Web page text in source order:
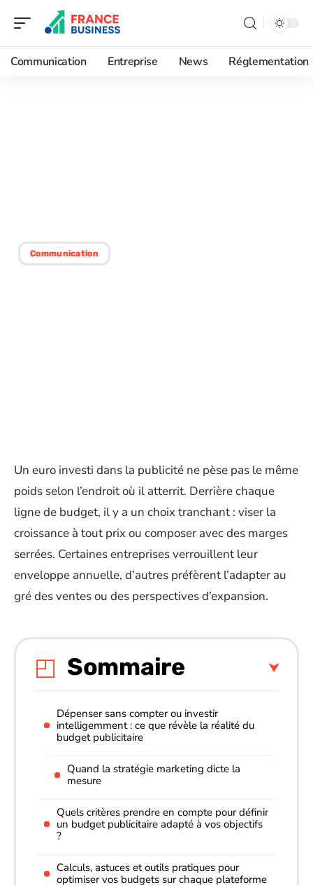
Communication Entreprise News Réglementation
Communication
Un euro investi dans la publicité ne pèse pas le même
poids selon l’endroit où il atterrit. Derrière chaque
ligne de budget, il y a un choix tranchant : viser la
croissance à tout prix ou composer avec des marges
serrées. Certaines entreprises verrouillent leur
enveloppe annuelle, d’autres préfèrent l’adapter au
gré des ventes ou des perspectives d’expansion.
Sommaire
Dépenser sans compter ou investir
intelligemment : ce que révèle la réalité du
budget publicitaire
Quand la stratégie marketing dicte la
mesure
Quels critères prendre en compte pour définir
un budget publicitaire adapté à vos objectifs
?
Calculs, astuces et outils pratiques pour
optimiser vos budgets sur chaque plateforme